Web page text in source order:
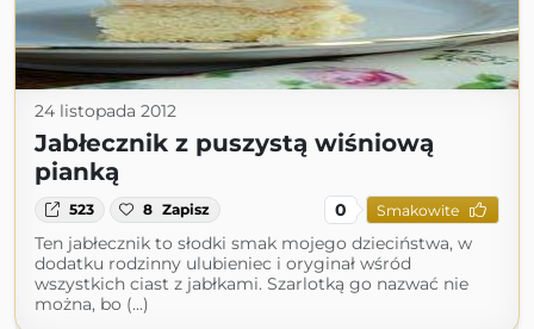
24 listopada 2012
Jabłecznik z puszystą wiśniową
pianką
523 8 Zapisz 0 Smakowite
Ten jabłecznik to słodki smak mojego dzieciństwa, w
dodatku rodzinny ulubieniec i oryginał wśród
wszystkich ciast z jabłkami. Szarlotką go nazwać nie
można, bo (...)